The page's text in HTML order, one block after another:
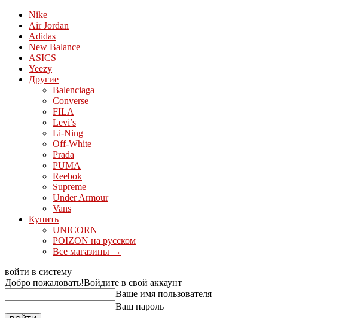
Nike
Air Jordan
Adidas
New Balance
ASICS
Yeezy
Другие
Balenciaga
Converse
FILA
Levi’s
Li-Ning
Off-White
Prada
PUMA
Reebok
Supreme
Under Armour
Vans
Купить
UNICORN
POIZON на русском
Все магазины →
войти в систему
Добро пожаловать!Войдите в свой аккаунт
Ваше имя пользователя
Ваш пароль